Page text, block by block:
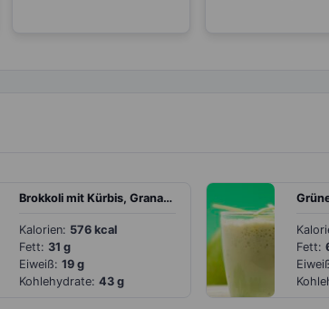
Brokkoli mit Kürbis, Granatapfel und Mandelsplitter
Kalorien: 576 kcal
Fett: 31 g
Eiweiß: 19 g
Kohlehydrate: 43 g
Fett: